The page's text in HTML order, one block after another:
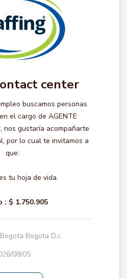
center
buscamos personas
el cargo de AGENTE
nos gustaría acompañarte
por lo cual te invitamos a
que:
tu hoja de vida.
: $ 1.750.905
Bogota D.c.
08/05